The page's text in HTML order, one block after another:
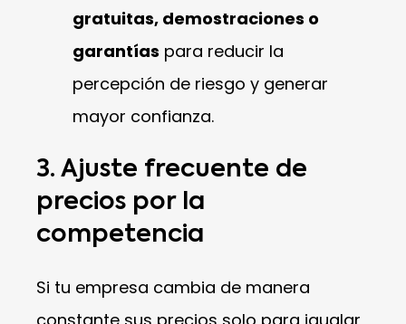
gratuitas, demostraciones o
garantías para reducir la
percepción de riesgo y generar
mayor confianza.
3. Ajuste frecuente de
precios por la
competencia
Si tu empresa cambia de manera